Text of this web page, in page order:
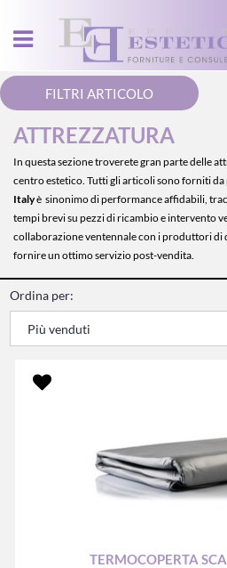
Open menu
FILTRI ARTICOLO
ATTREZZATURA
In questa sezione troverete gran parte delle
centro estetico. Tutti gli articoli sono forniti
Italyè sinonimo di performance affidabili,
tempi brevi su pezzi di ricambio e intervento
collaborazione ventennale con i produttori di
fornire un ottimo servizio post-vendita.
Ordina per:
TERMOCOPERTA